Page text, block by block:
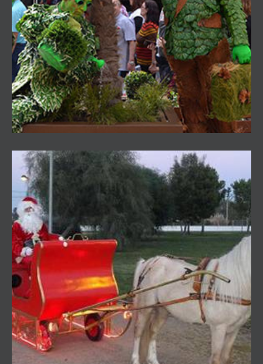
VEGETAS
Trineo de Papá Noel y casita de Papá Noel